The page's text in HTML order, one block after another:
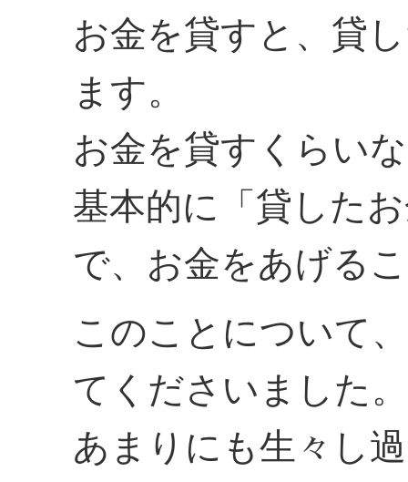
お金を貸すと、貸
ます。
お金を貸すくらい
基本的に「貸した
で、お金をあげる
このことについて
てくださいました。
あまりにも生々し